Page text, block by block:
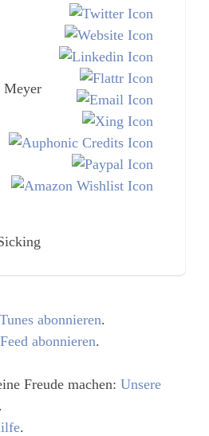
Meyer
abonnieren.
abonnieren.
Freude machen: Unsere
.
.